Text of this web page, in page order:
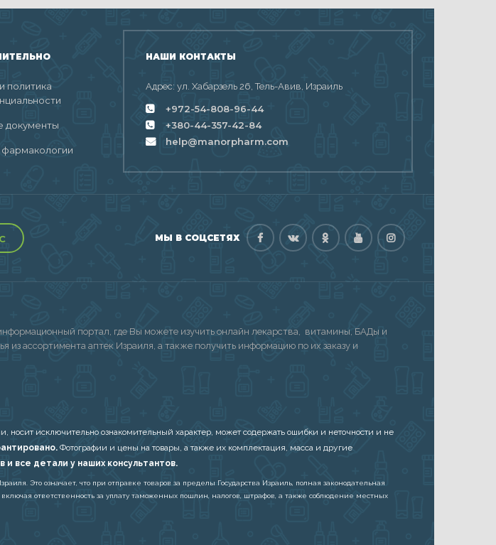
политика
документы
НАШИ КОНТАКТЫ
Адрес: ул. Хабарзель 26, Тель-Авив, Израиль
+972-54-808-96-44
+380-44-357-42-84
help@manorpharm.com
МЫ В СОЦСЕТЯХ
портал, где Вы можете изучить онлайн лекарства, витамины, БАДы и
из ассортимента аптек Израиля, а также получить информацию по их заказу и
исключительно ознакомительный характер, может содержать ошибки и неточности и не
Фотографии и цены на товары, а также их комплектация, масса и другие
и все детали у наших консультантов.
Это означает, что при отправке товаров за пределы Государства Израиль, полная законодательная
ответственность за уплату таможенных пошлин, налогов, штрафов, а также соблюдение местных